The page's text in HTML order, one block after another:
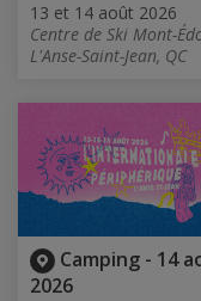
13 et 14 août 2026
Centre de Ski Mont-
L'Anse-Saint-Jean, QC
Camping - 14
2026